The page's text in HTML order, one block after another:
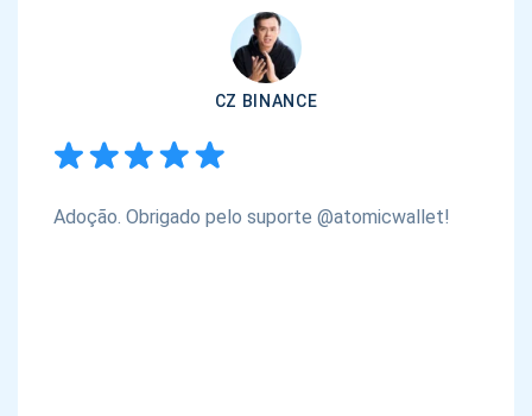
CZ BINANCE
Adoção. Obrigado pelo suporte @atomicwallet!